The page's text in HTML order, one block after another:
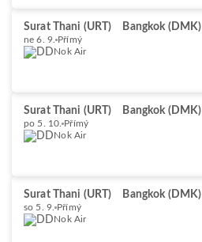
Surat Thani (URT) Bangkok (DMK)
ne 6. 9. Přímý
Nok Air
Surat Thani (URT) Bangkok (DMK)
po 5. 10. Přímý
Nok Air
Surat Thani (URT) Bangkok (DMK)
so 5. 9. Přímý
Nok Air